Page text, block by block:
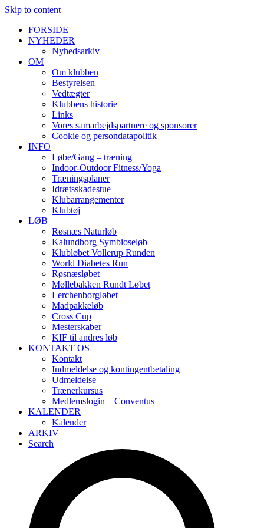
Skip to content
FORSIDE
NYHEDER
Nyhedsarkiv
OM
Om klubben
Bestyrelsen
Vedtægter
Klubbens historie
Links
Vores samarbejdspartnere og sponsorer
Cookie og persondatapolitik
INFO
Løbe/Gang – træning
Indoor-Outdoor Fitness/Yoga
Træningsplaner
Idrætsskadestue
Klubarrangementer
Klubtøj
LØB
Røsnæs Naturløb
Kalundborg Symbioseløb
Klubløbet Vollerup Runden
World Diabetes Run
Røsnæsløbet
Møllebakken Rundt Løbet
Lerchenborgløbet
Madpakkeløb
Cross Cup
Mesterskaber
KIF til andres løb
KONTAKT OS
Kontakt
Indmeldelse og kontingentbetaling
Udmeldelse
Trænerkursus
Medlemslogin – Conventus
KALENDER
Kalender
ARKIV
Search